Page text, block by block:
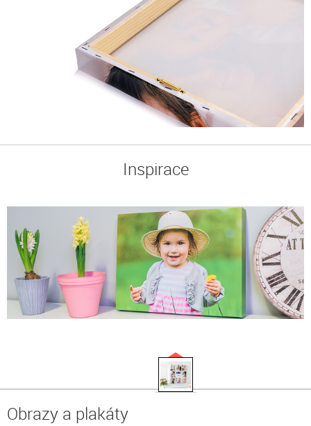
Inspirace
Obrazy a plakáty